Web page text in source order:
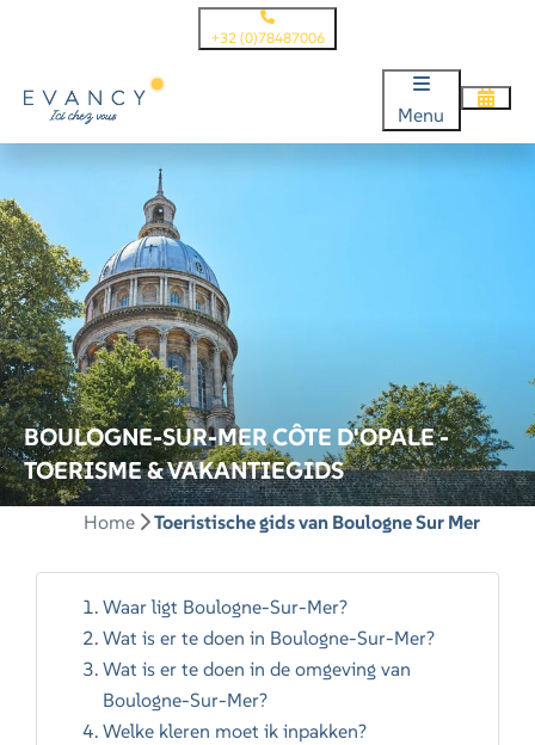
+32 (0)78487006
Menu
BOULOGNE-SUR-MER CÔTE D'OPALE -
TOERISME & VAKANTIEGIDS
Home Toeristische gids van Boulogne Sur Mer
Waar ligt Boulogne-Sur-Mer?
Wat is er te doen in Boulogne-Sur-Mer?
Wat is er te doen in de omgeving van
Boulogne-Sur-Mer?
Welke kleren moet ik inpakken?